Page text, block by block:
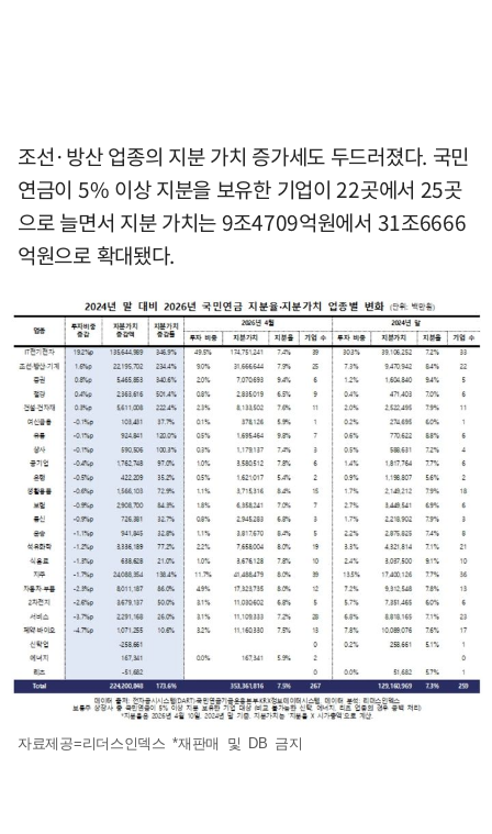
조선·방산 업종의 지분 가치 증가세도 두드러졌다. 국민
연금이 5% 이상 지분을 보유한 기업이 22곳에서 25곳
으로 늘면서 지분 가치는 9조4709억원에서 31조6666
억원으로 확대됐다.
자료제공=리더스인덱스 *재판매 및 DB 금지